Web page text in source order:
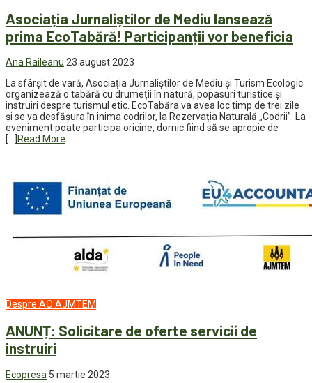
Asociația Jurnaliștilor de Mediu lansează
prima EcoTabără! Participanții vor beneficia
Ana Raileanu 23 august 2023
La sfârșit de vară, Asociația Jurnaliștilor de Mediu și Turism Ecologic
organizează o tabără cu drumeții în natură, popasuri turistice și
instruiri despre turismul etic. EcoTabăra va avea loc timp de trei zile
și se va desfășura în inima codrilor, la Rezervația Naturală „Codrii”. La
eveniment poate participa oricine, dornic fiind să se apropie de
[…]
Read More
Despre AO AJMTEM
ANUNȚ: Solicitare de oferte servicii de
instruiri
Ecopresa 5 martie 2023